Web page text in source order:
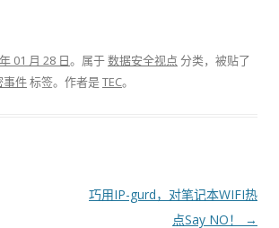
01 月 28 日。属于数据安全视点 分类，被贴了
事件标签。 作者是TEC。
巧用IP-gurd，对笔记本WIFI热
点Say NO！
→